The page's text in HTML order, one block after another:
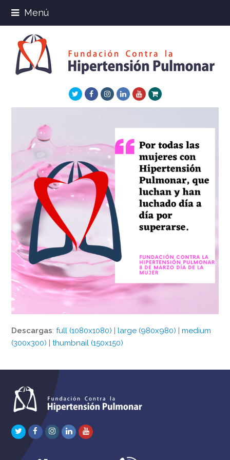
Menú
TwitterFacebookInstagram
LinkedInYoutube
Xing
Descargas:full (1080x1080) |large (980x980) |medium
(300x300) |thumbnail (150x150)
TwitterFacebook
Instagram
LinkedInYoutube